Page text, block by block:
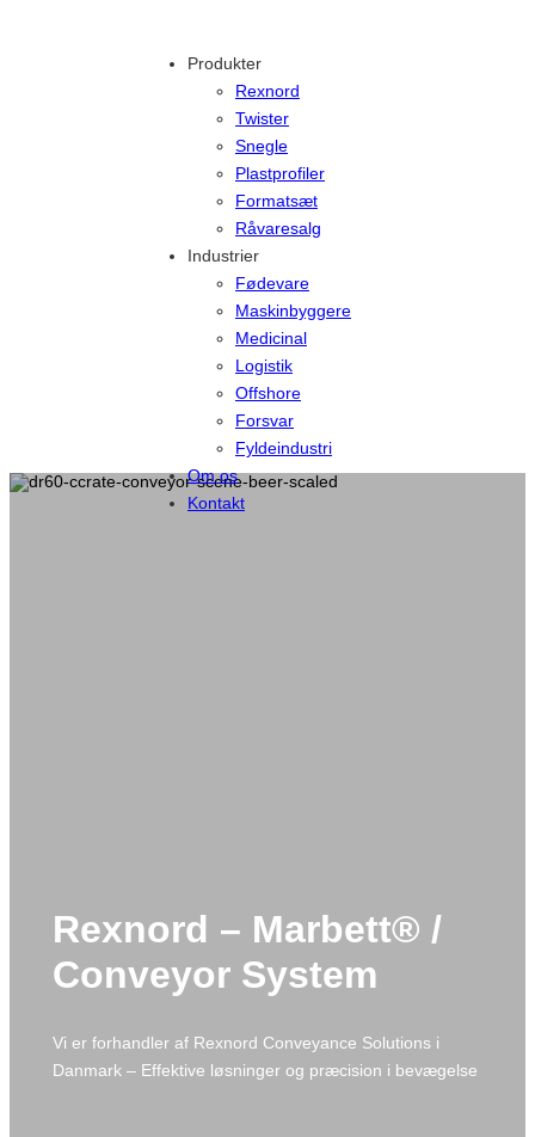
Produkter
Rexnord
Twister
Snegle
Plastprofiler
Formatsæt
Råvaresalg
Industrier
Fødevare
Maskinbyggere
Medicinal
Logistik
Offshore
Forsvar
Fyldeindustri
Om os
Kontakt
Rexnord – Marbett® /
Conveyor System
Vi er forhandler af Rexnord Conveyance Solutions i
Danmark – Effektive løsninger og præcision i bevægelse